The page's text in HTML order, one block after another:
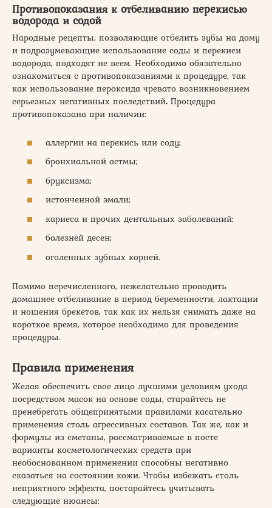
Противопоказания к отбеливанию перекисью
водорода и содой
Народные рецепты, позволяющие отбелить зубы на дому
и подразумевающие использование соды и перекиси
водорода, подходят не всем. Необходимо обязательно
ознакомиться с противопоказаниями к процедуре, так
как использование пероксида чревато возникновением
серьезных негативных последствий. Процедура
противопоказана при наличии:
аллергии на перекись или соду;
бронхиальной астмы;
бруксизма;
истонченной эмали;
кариеса и прочих дентальных заболеваний;
болезней десен;
оголенных зубных корней.
Помимо перечисленного, нежелательно проводить
домашнее отбеливание в период беременности, лактации
и ношения брекетов, так как их нельзя снимать даже на
короткое время, которое необходимо для проведения
процедуры.
Правила применения
Желая обеспечить свое лицо лучшими условиям ухода
посредством масок на основе соды, старайтесь не
пренебрегать общепринятыми правилами касательно
применения столь агрессивных составов. Так же, как и
формулы из сметаны, рассматриваемые в посте
варианты косметологических средств при
необоснованном применении способны негативно
сказаться на состоянии кожи. Чтобы избежать столь
неприятного эффекта, постарайтесь учитывать
следующие нюансы: